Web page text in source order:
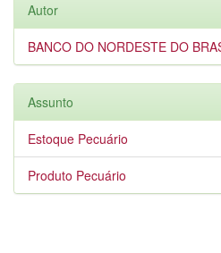
Autor
BANCO DO NORDESTE DO
Assunto
Estoque Pecuário
Produto Pecuário